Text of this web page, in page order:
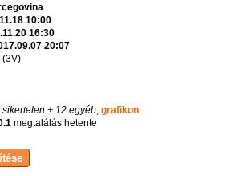
10:00
16:30
20:07
(3V)
sikertelen + 12 egyéb,grafikon
megtalálás hetente